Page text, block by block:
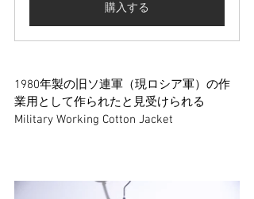
購入する
1980年製の旧ソ連軍（現ロシア軍）の作
業用として作られたと見受けられる
Military Working Cotton Jacket